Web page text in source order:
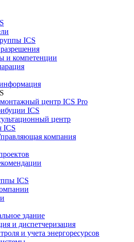
ICS
и компетенции
центр ICS Pro
ICS
центр
ICS
компания
ICS
здание
и диспетчеризация
и учета энергоресурсов